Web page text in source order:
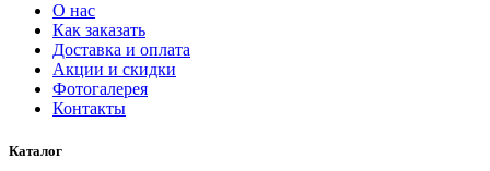
О нас
Как заказать
Доставка и оплата
Акции и скидки
Фотогалерея
Контакты
Каталог